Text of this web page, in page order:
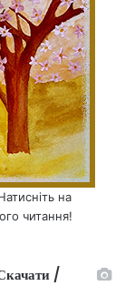
на
читання!
/